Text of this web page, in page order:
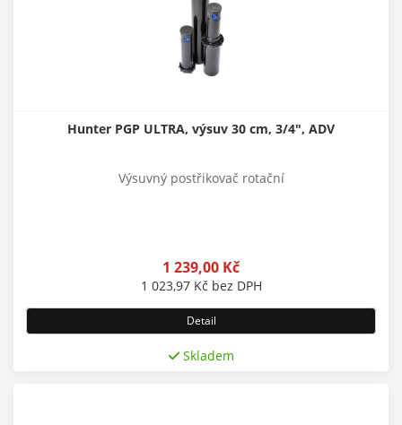
Hunter PGP ULTRA, výsuv 30 cm, 3/4", ADV
Výsuvný postřikovač rotační
1 239,00 Kč
1 023,97 Kč bez DPH
Detail
Skladem